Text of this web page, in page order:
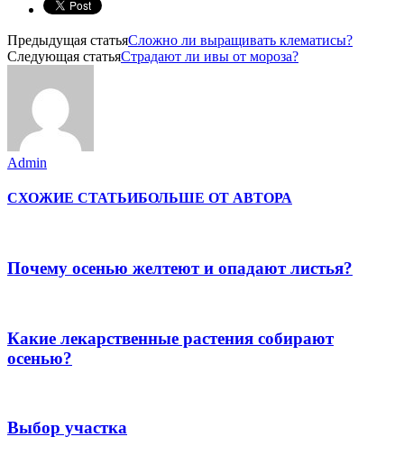
Предыдущая статьяСложно ли выращивать клематисы?
Следующая статьяСтрадают ли ивы от мороза?
Admin
СХОЖИЕ СТАТЬИБОЛЬШЕ ОТ АВТОРА
Почему осенью желтеют и опадают листья?
Какие лекарственные растения собирают
осенью?
Выбор участка